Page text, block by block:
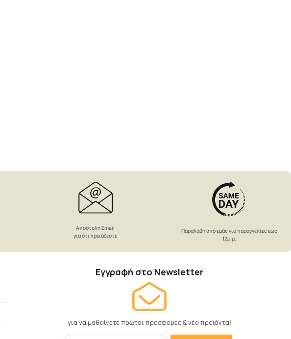
Αποστολή Email
για ότι χρειάζεστε
Παραλαβή από εμάς για παραγγελίες έως
12μ.μ.
Εγγραφή στο Newsletter
για να μαθαίνετε πρώτοι προσφορές & νέα προϊόντα!